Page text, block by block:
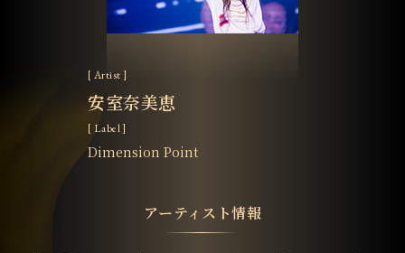
[ Artist ]
安室奈美恵
[ Label ]
Dimension Point
アーティスト情報